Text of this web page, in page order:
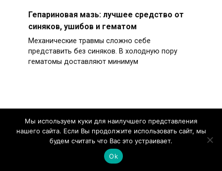
Гепариновая мазь: лучшее средство от
синяков, ушибов и гематом
Механические травмы сложно себе
представить без синяков. В холодную пору
гематомы доставляют минимум
Выбираем мазь для десен –
эффективные средства для лечения
кровоточивости и воспаления
Мазь для десен — лекарственное средство,
Мы используем куки для наилучшего представления
нашего сайта. Если Вы продолжите использовать сайт, мы
будем считать что Вас это устраивает.
Ok